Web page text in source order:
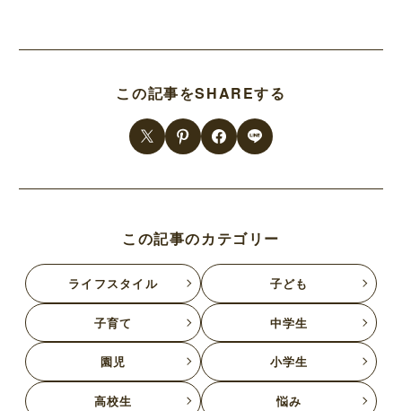
この記事をSHAREする
この記事のカテゴリー
ライフスタイル 子ども
子育て 中学生
園児 小学生
高校生 悩み